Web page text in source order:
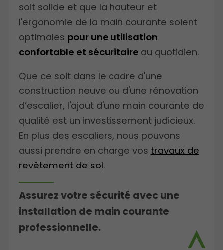
soit solide et que la hauteur et
l'ergonomie de la main courante soient
optimales pour une utilisation
confortable et sécuritaire au quotidien.
Que ce soit dans le cadre d'une
construction neuve ou d'une rénovation
d’escalier, l'ajout d'une main courante de
qualité est un investissement judicieux.
En plus des escaliers, nous pouvons
aussi prendre en charge vos travaux de
revêtement de sol.
Assurez votre sécurité avec une
installation de main courante
professionnelle.